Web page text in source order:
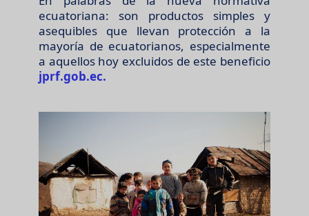
ecuatoriana: son productos simples y
asequibles que llevan protección a la
mayoría de ecuatorianos, especialmente
a aquellos hoy excluidos de este beneficio
jprf.gob.ec.